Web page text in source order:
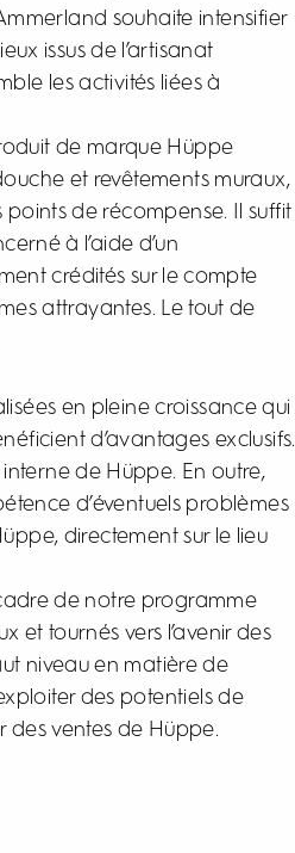
souhaite intensifier
issus de l’artisanat
les activités liées à
de marque Hüppe
et revêtements muraux,
points de récompense. Il suffit
à l’aide d’un
crédités sur le compte
attrayantes. Le tout de
en pleine croissance qui
d’avantages exclusifs.
de Hüppe. En outre,
d’éventuels problèmes
directement sur le lieu
de notre programme
et tournés vers l’avenir des
niveau en matière de
des potentiels de
des ventes de Hüppe.